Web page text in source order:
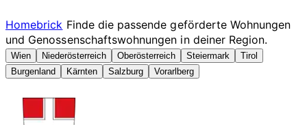
Homebrick Finde die passende geförderte Wohnungen
und Genossenschaftswohnungen in deiner Region.
Wien Niederösterreich Oberösterreich Steiermark
Tirol
Burgenland
Kärnten Salzburg Vorarlberg